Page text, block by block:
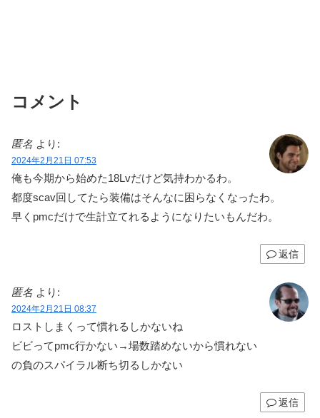
コメント
匿名 より:
2024年2月21日 07:53
俺も今期から始めた18Lvだけど気持わかるわ。
都度scav回してたら装備はそんなに困らなくなったわ。
早くpmcだけで生計立てれるようになりたいもんだわ。
返信
匿名 より:
2024年2月21日 08:37
ロストしまくって慣れるしかないね
ビビってpmc行かない→場数踏めないから慣れない
の負のスパイラル断ち切るしかない
返信